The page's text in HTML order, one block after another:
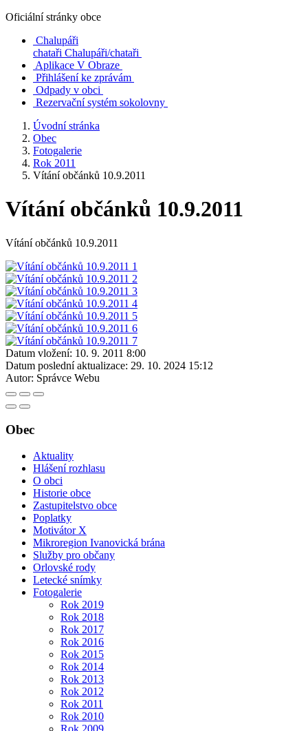
Oficiální stránky obce
Chalupáři
chataři Chalupáři/chataři
Aplikace V Obraze
Přihlášení ke zprávám
Odpady v obci
Rezervační systém sokolovny
Úvodní stránka
Obec
Fotogalerie
Rok 2011
Vítání občánků 10.9.2011
Vítání občánků 10.9.2011
Vítání občánků 10.9.2011
Datum vložení: 10. 9. 2011 8:00
Datum poslední aktualizace: 29. 10. 2024 15:12
Autor: Správce Webu
Obec
Aktuality
Hlášení rozhlasu
O obci
Historie obce
Zastupitelstvo obce
Poplatky
Motivátor X
Mikroregion Ivanovická brána
Služby pro občany
Orlovské rody
Letecké snímky
Fotogalerie
Rok 2019
Rok 2018
Rok 2017
Rok 2016
Rok 2015
Rok 2014
Rok 2013
Rok 2012
Rok 2011
Rok 2010